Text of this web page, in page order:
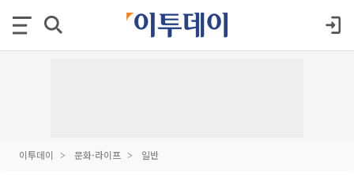
이투데이 문화·라이프 일반